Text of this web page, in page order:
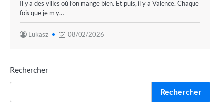
Il y a des villes où l’on mange bien. Et puis, il y a Valence. Chaque
fois que je m’y…
Lukasz 08/02/2026
Rechercher
Rechercher